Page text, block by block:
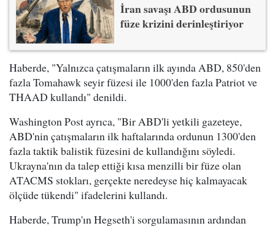
İran savaşı ABD ordusunun
füze krizini derinleştiriyor
Haberde, "Yalnızca çatışmaların ilk ayında ABD, 850'den
fazla Tomahawk seyir füzesi ile 1000'den fazla Patriot ve
THAAD kullandı" denildi.
Washington Post ayrıca, "Bir ABD'li yetkili gazeteye,
ABD'nin çatışmaların ilk haftalarında ordunun 1300'den
fazla taktik balistik füzesini de kullandığını söyledi.
Ukrayna'nın da talep ettiği kısa menzilli bir füze olan
ATACMS stokları, gerçekte neredeyse hiç kalmayacak
ölçüde tükendi" ifadelerini kullandı.
Haberde, Trump'ın Hegseth'i sorgulamasının ardından